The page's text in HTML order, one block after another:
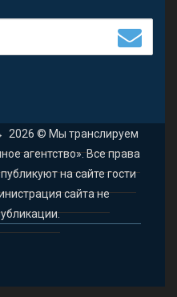
2026 © Мы транслируем
агентство». Все права
на сайте гости
сайта не